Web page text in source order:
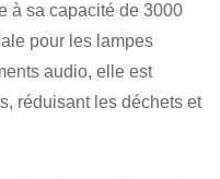
à sa capacité de 3000
pour les lampes
audio, elle est
réduisant les déchets et